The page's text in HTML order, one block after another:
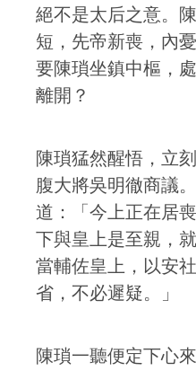
絕不是太后之意。
短，先帝新喪，內
要陳瑣坐鎮中樞，
離開？
陳瑣猛然醒悟，立
腹大將吳明徹商議
道：「今上正在居
下與皇上是至親，
當輔佐皇上，以安
省，不必遲疑。」
陳瑣一聽便定下心